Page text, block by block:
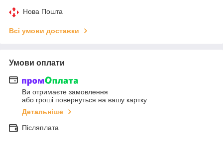
Нова Пошта
Всі умови доставки
Умови оплати
Ви отримаєте замовлення
або гроші повернуться на вашу картку
Детальніше
Післяплата